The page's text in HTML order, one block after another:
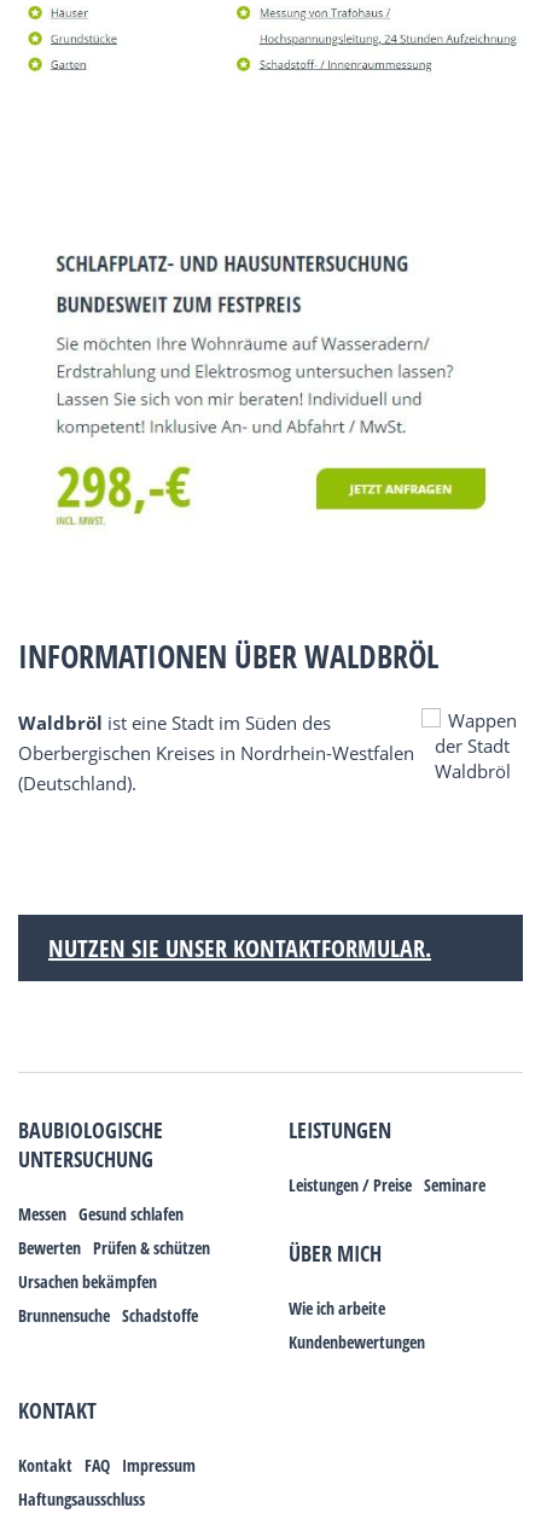
INFORMATIONEN ÜBER WALDBRÖL
Waldbröl ist eine Stadt im Süden des
Oberbergischen Kreises in Nordrhein-Westfalen
(Deutschland).
NUTZEN SIE UNSER KONTAKTFORMULAR.
BAUBIOLOGISCHE
UNTERSUCHUNG
Messen Gesund schlafen
Bewerten Prüfen & schützen
Ursachen bekämpfen
Brunnensuche Schadstoffe
LEISTUNGEN
Leistungen / Preise Seminare
ÜBER MICH
Wie ich arbeite
Kundenbewertungen
KONTAKT
Kontakt FAQ Impressum
Haftungsausschluss